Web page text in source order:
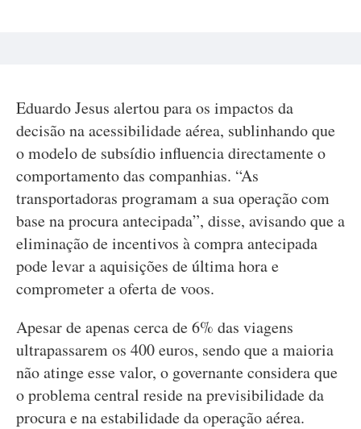
Eduardo Jesus alertou para os impactos da
decisão na acessibilidade aérea, sublinhando que
o modelo de subsídio influencia directamente o
comportamento das companhias. “As
transportadoras programam a sua operação com
base na procura antecipada”, disse, avisando que a
eliminação de incentivos à compra antecipada
pode levar a aquisições de última hora e
comprometer a oferta de voos.
Apesar de apenas cerca de 6% das viagens
ultrapassarem os 400 euros, sendo que a maioria
não atinge esse valor, o governante considera que
o problema central reside na previsibilidade da
procura e na estabilidade da operação aérea.